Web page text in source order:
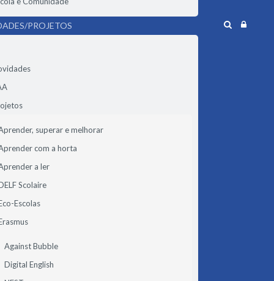
PROJETOS
superar e melhorar
com a horta
a ler
Scolaire
Escolas
Against Bubble
Digital English